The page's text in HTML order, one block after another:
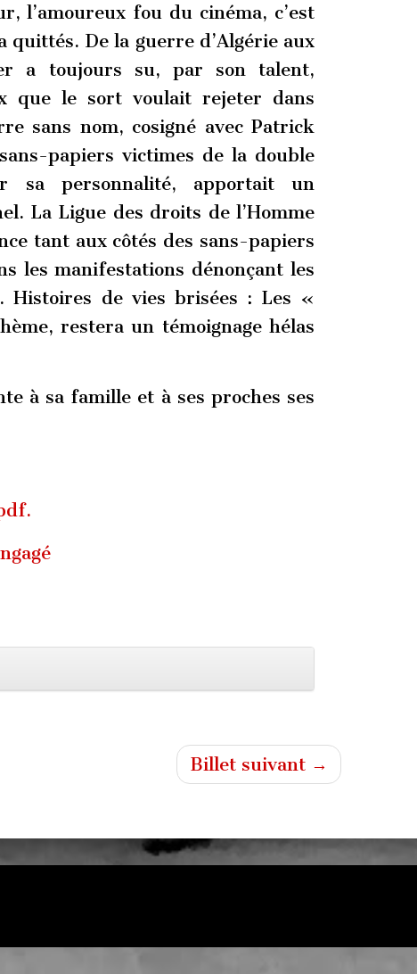
l’amoureux fou du cinéma, c’est
quittés. De la guerre d’Algérie aux
a toujours su, par son talent,
que le sort voulait rejeter dans
sans nom, cosigné avec Patrick
papiers victimes de la double
sa personnalité, apportait un
La Ligue des droits de l’Homme
tant aux côtés des sans-papiers
les manifestations dénonçant les
Histoires de vies brisées : Les «
restera un témoignage hélas
à sa famille et à ses proches ses
Billet suivant →